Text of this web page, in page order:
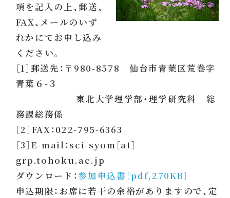
項を記入の上、郵送、
FAX、メールのいず
れかにてお申し込み
ください。
［1］郵送先：〒980-8578 仙台市青葉区荒巻字
青葉６-３
東北大学理学部・理学研究科 総
務課総務係
［2］FAX：022-795-6363
［3］E-mail：sci-syom［at］
grp.tohoku.ac.jp
ダウンロード：参加申込書［pdf,270KB］
申込期限：お席に若干の余裕がありますので、定